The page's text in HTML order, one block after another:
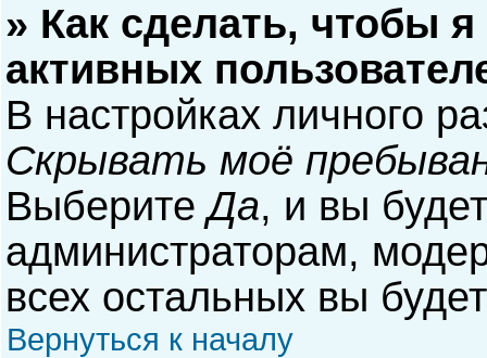
» Как сделать, чтобы
активных
В настройках личного
Скрывать моё
ВыберитеДа, и вы
администраторам,
всех остальных вы
Вернуться к началу